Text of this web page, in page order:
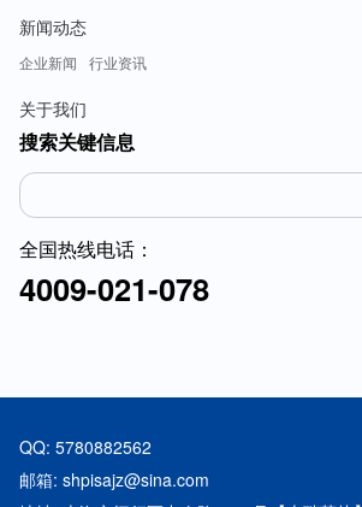
新闻动态
企业新闻 行业资讯
关于我们
搜索关键信息
全国热线电话：
4009-021-078
QQ: 5780882562
邮箱: shpisajz@sina.com